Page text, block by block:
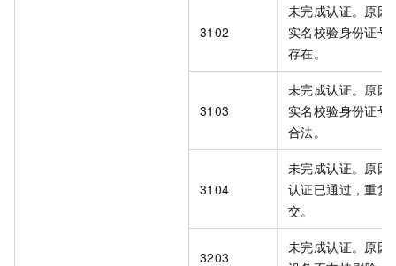
3102
未完成认证。原因
实名校验身份证号
存在。
3103
未完成认证。原因
实名校验身份证号
合法。
3104
未完成认证。原因
认证已通过，重复
交。
3203
未完成认证。原因